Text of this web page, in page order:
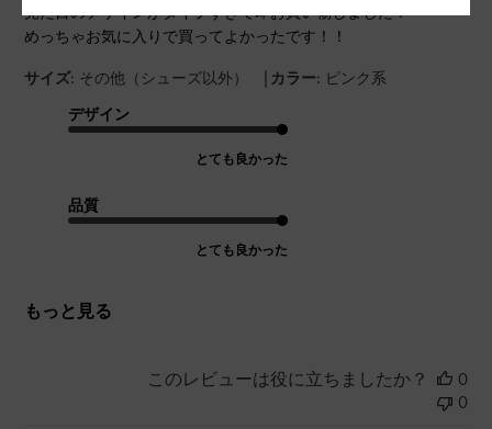
見た目のデザインがタイプすぎて即お買い物しました！
めっちゃお気に入りで買ってよかったです！！
サイズ: その他（シューズ以外） | カラー: ピンク系
デザイン
とても良かった
品質
とても良かった
もっと見る
このレビューは役に立ちましたか？
0
0